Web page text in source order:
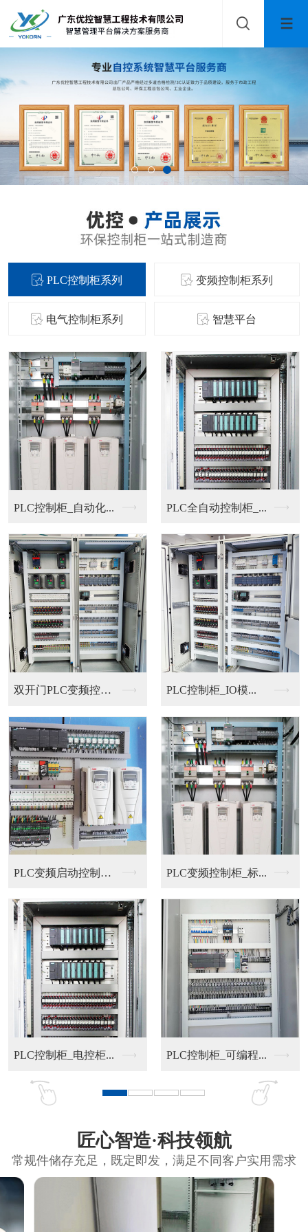
PLC控制柜系列 变频控制柜系列
电气控制柜系列 智慧平台
PLC控制柜_自动化... PLC全自动控制柜_...
双开门PLC变频控制... PLC控制柜_IO模...
PLC变频启动控制柜... PLC变频控制柜_标...
PLC控制柜_电控柜... PLC控制柜_可编程...
匠心智造·科技领航
常规件储存充足，既定即发，满足不同客户实用需求